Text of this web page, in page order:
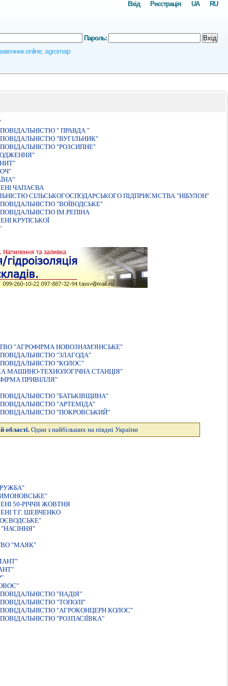
online, agromap
RU
UA
Реєстрація
Вхід
Пароль: Вхід
" ПРАВДА "
"ВУГIЛЬНИК"
"РОЗСИПНЕ"
ЧАПАЄВА
СIЛЬСЬКОГОСПОДАРСЬКОГО ПIДПРИЄМСТВА "НIБУЛОН"
"ВОЇВОДСЬКЕ"
ІМ.РЕПІНА
КРУПСЬКОЇ
"АГРОФIРМА НОВОЗНАМ'ЯНСЬКЕ"
"ЗЛАГОДА"
"КОЛОС"
МАШИНО-ТЕХНОЛОГІЧНА СТАНЦІЯ"
ПРИВIЛЛЯ"
"БАТЬКIВЩИНА"
"АРТЕМIДА"
"ПОКРОВСЬКИЙ"
області. Один з найбільших на півдні України
50-РIЧЧЯ ЖОВТНЯ
Т.Г. ШЕВЧЕНКО
"МАЯК"
"НАДIЯ"
"ТОПОЛI"
"АГРОКОНЦЕРН КОЛОС"
"РОЗПАСІЇВКА"